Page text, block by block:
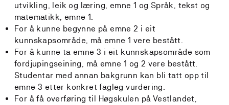
utvikling, leik og læring, emne 1 og Språk, tekst og
matematikk, emne 1.
For å kunne begynne på emne 2 i eit
kunnskapsområde, må emne 1 vere bestått.
For å kunne ta emne 3 i eit kunnskapsområde som
fordjupingseining, må emne 1 og 2 vere bestått.
Studentar med annan bakgrunn kan bli tatt opp til
emne 3 etter konkret fagleg vurdering.
For å få overføring til Høgskulen på Vestlandet,